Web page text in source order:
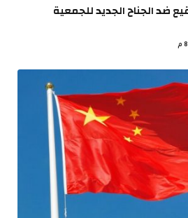
100 ألف توقيع ضد الجناح الجديد للجمعية